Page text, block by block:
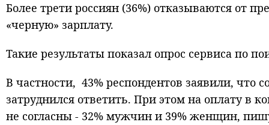
Более трети россиян (36%) отказываются от
«черную» зарплату.
Такие результаты показал опрос сервиса по
В частности, 43% респондентов заявили, что
затруднился ответить. При этом на оплату в
не согласны - 32% мужчин и 39% женщин,